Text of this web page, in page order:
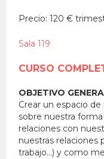
Precio: 120 €
Sala 119
CURSO
OBJETIVO
Crear un espacio
sobre nuestra
relaciones con
nuestras relaciones
trabajo…) y como